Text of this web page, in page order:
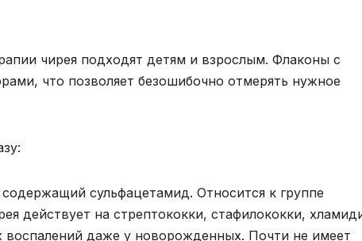
чирея подходят детям и взрослым. Флаконы с
что позволяет безошибочно отмерять нужное
сульфацетамид. Относится к группе
действует на стрептококки, стафилококки,
даже у новорожденных. Почти не имеет